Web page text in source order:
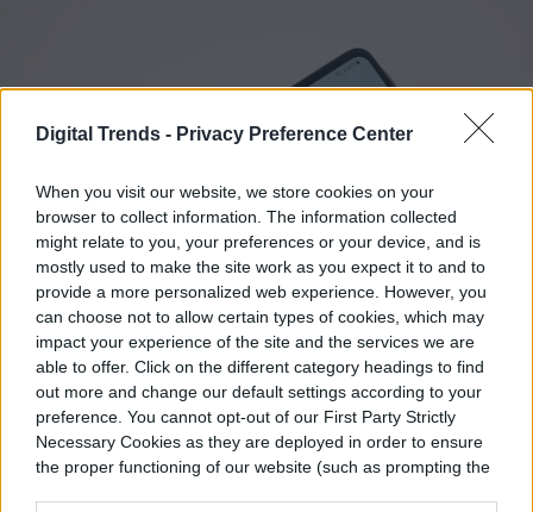
Digital Trends - Privacy Preference Center
When you visit our website, we store cookies on your
browser to collect information. The information collected
might relate to you, your preferences or your device, and is
mostly used to make the site work as you expect it to and to
provide a more personalized web experience. However, you
can choose not to allow certain types of cookies, which may
impact your experience of the site and the services we are
able to offer. Click on the different category headings to find
out more and change our default settings according to your
preference. You cannot opt-out of our First Party Strictly
Necessary Cookies as they are deployed in order to ensure
the proper functioning of our website (such as prompting the